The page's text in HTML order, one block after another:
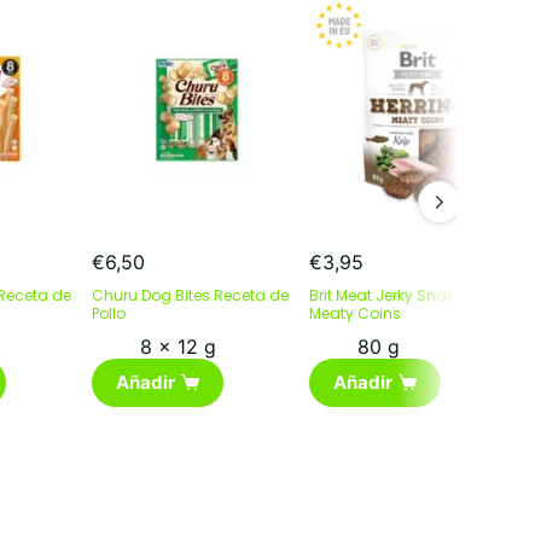
de
€6,50
Churu Dog Bites Receta de
Pollo
8 x 12 g
Añadir
€3,95
Brit Meat Jerky Snack Herring
Meaty Coins
80 g
Añadir